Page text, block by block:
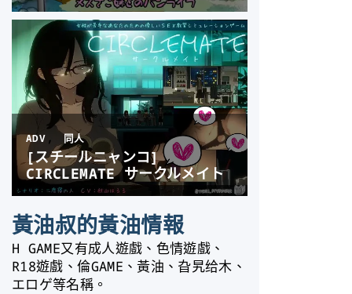
黃油叔的黃油情報
H GAME又有成人遊戲、色情遊戲、
R18遊戲、倫GAME、黃油、旮旯给木、
エロゲ等名稱。